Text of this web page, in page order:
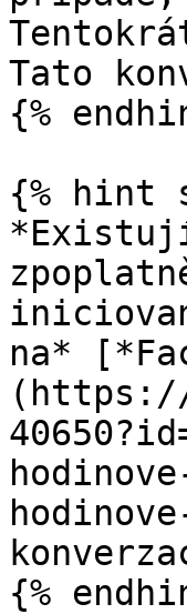
Tato
{%
{% hint
na*
(https://
{%